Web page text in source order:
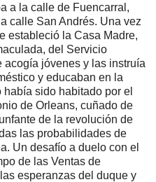
a la calle de Fuencarral,
calle San Andrés. Una vez
estableció la Casa Madre,
del Servicio
acogía jóvenes y las instruía
y educaban en la
sido habitado por el
de Orleans, cuñado de
de la revolución de
las probabilidades de
Un desafío a duelo con el
de las Ventas de
esperanzas del duque y